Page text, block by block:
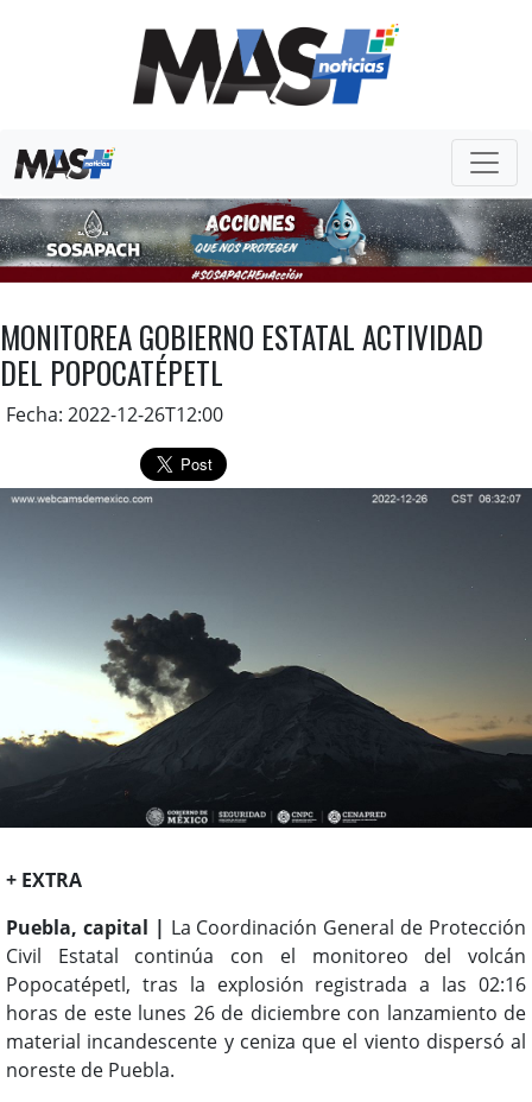
MONITOREA GOBIERNO ESTATAL ACTIVIDAD
DEL POPOCATÉPETL
Fecha: 2022-12-26T12:00
+ EXTRA
Puebla, capital | La Coordinación General de Protección
Civil Estatal continúa con el monitoreo del volcán
Popocatépetl, tras la explosión registrada a las 02:16
horas de este lunes 26 de diciembre con lanzamiento de
material incandescente y ceniza que el viento dispersó al
noreste de Puebla.